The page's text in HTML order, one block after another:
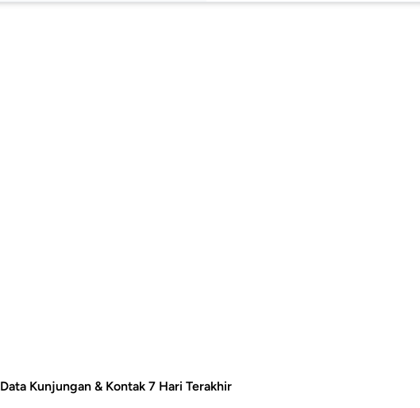
Data Kunjungan & Kontak 7 Hari Terakhir